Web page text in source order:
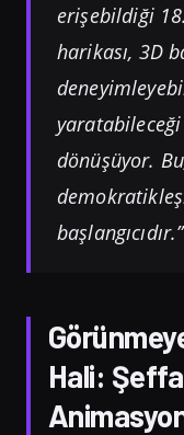
erişebildiği
harikası, 3D
dönüşüyor.
başlangıcıdır.”
Hali: